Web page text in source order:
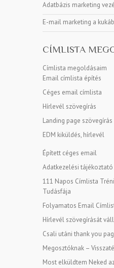
Adatbázis marketing
E-mail marketing a
CÍMLISTA
Címlista megoldásaim
Email címlista építés
Céges email címlista
Hírlevél szövegírás
Landing page szövegírás
EDM kiküldés, hírlevél
Épített céges email
Adatkezelési tájékoztató
111 Napos Címlista
Tudásfája
Folyamatos Email
Hírlevél szövegírását
Csali utáni thank you
Megosztóknak –
Most elküldtem Neked